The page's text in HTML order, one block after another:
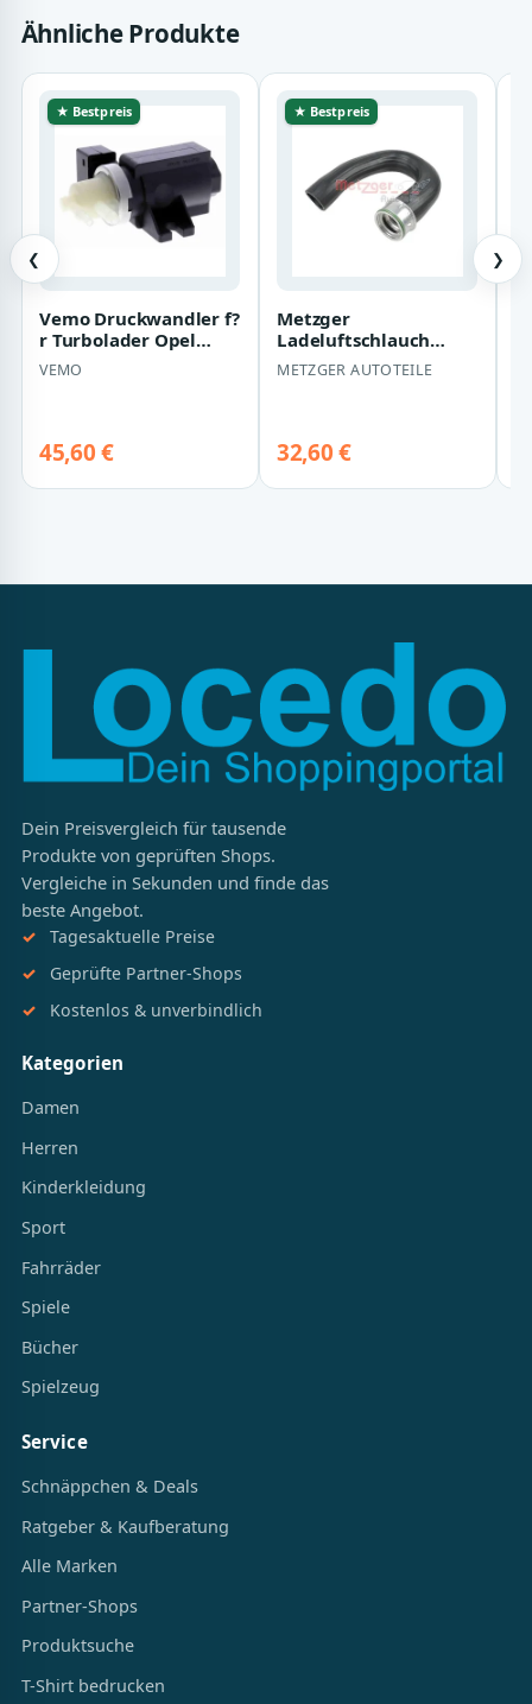
Ähnliche Produkte
❮
★ Bestpreis
Vemo Druckwandler f?
r Turbolader Opel
Corsa D 1,3
VEMO
45,60 €
★ Bestpreis
Metzger
Ladeluftschlauch
oben Opel Combo
Corsa 1,7
METZGER AUTOTEILE
32,60 €
❯
Dein Preisvergleich für tausende
Produkte von geprüften Shops.
Vergleiche in Sekunden und finde das
beste Angebot.
Tagesaktuelle Preise
Geprüfte Partner-Shops
Kostenlos & unverbindlich
Kategorien
Damen
Herren
Kinderkleidung
Sport
Fahrräder
Spiele
Bücher
Spielzeug
Service
Schnäppchen & Deals
Ratgeber & Kaufberatung
Alle Marken
Partner-Shops
Produktsuche
T-Shirt bedrucken